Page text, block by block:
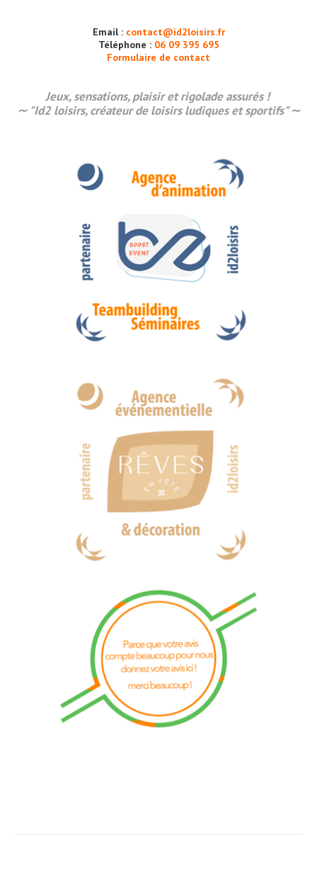
Email : contact@id2loisirs.fr
Téléphone : 06 09 395 695
Formulaire de contact
Jeux, sensations,plaisiret rigolade assurés !
∼ "Id2 loisirs, créateur de loisirs ludiques et sportifs" ∼